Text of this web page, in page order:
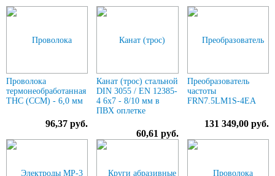
Проволока
термонеобработанная
ТНС (ССМ) - 6,0 мм
96,37 руб.
Канат (трос) стальной
DIN 3055 / EN 12385-
4 6x7 - 8/10 мм в
ПВХ оплетке
60,61 руб.
Преобразователь
частоты
FRN7.5LM1S-4EA
131 349,00 руб.